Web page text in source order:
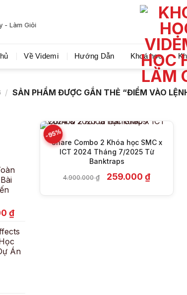
- Làm Giỏi Videmi giúp bạn
Về Videmi Hướng Dẫn Khoá học
/ SẢN PHẨM ĐƯỢC GẮN THẺ “ĐIỂM VÀO
₫.
₫Giá
tại
là:
89.000 ₫.
Án
-95%
Share Combo 2 Khóa học SMC x
ICT 2024 Tháng 7/2025 Từ
Banktraps
4.900.000₫ Giá
259.000₫Giá